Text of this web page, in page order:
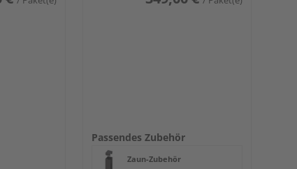
Passendes Zubehör
Zaun-Zubehör